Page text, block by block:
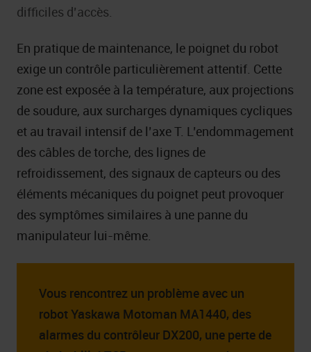
difficiles d’accès.
En pratique de maintenance, le poignet du robot
exige un contrôle particulièrement attentif. Cette
zone est exposée à la température, aux projections
de soudure, aux surcharges dynamiques cycliques
et au travail intensif de l’axe T. L’endommagement
des câbles de torche, des lignes de
refroidissement, des signaux de capteurs ou des
éléments mécaniques du poignet peut provoquer
des symptômes similaires à une panne du
manipulateur lui-même.
Vous rencontrez un problème avec un
robot Yaskawa Motoman MA1440, des
alarmes du contrôleur DX200, une perte de